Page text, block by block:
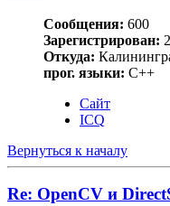
Сообщения: 600
Зарегистрирован:
Откуда:
прог. языки: C++
Сайт
ICQ
Вернуться к началу
Re: OpenCV и